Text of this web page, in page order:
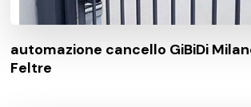
automazione cancello GiBiDi
Feltre